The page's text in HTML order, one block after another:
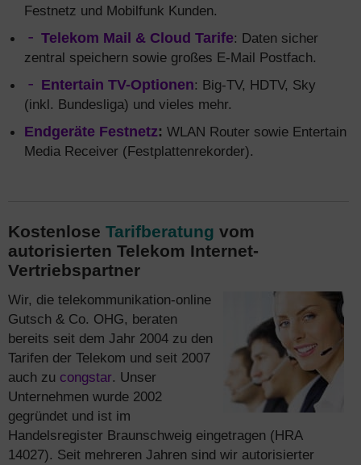
Festnetz und Mobilfunk Kunden.
Telekom Mail & Cloud Tarife: Daten sicher
zentral speichern sowie großes E-Mail Postfach.
Entertain TV-Optionen: Big-TV, HDTV, Sky
(inkl. Bundesliga) und vieles mehr.
Endgeräte Festnetz: WLAN Router sowie Entertain
Media Receiver (Festplattenrekorder).
Kostenlose Tarifberatung vom
autorisierten Telekom Internet-
Vertriebspartner
Wir, die telekommunikation-online
Gutsch & Co. OHG, beraten
bereits seit dem Jahr 2004 zu den
Tarifen der Telekom und seit 2007
auch zu congstar. Unser
Unternehmen wurde 2002
gegründet und ist im
Handelsregister Braunschweig eingetragen (HRA
14027). Seit mehreren Jahren sind wir autorisierter